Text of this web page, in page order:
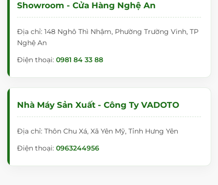
Showroom - Cửa Hàng Nghệ An
Địa chỉ: 148 Nghô Thì Nhậm, Phường Trường Vinh, TP
Nghệ An
Điện thoại: 0981 84 33 88
Nhà Máy Sản Xuất - Công Ty VADOTO
Địa chỉ: Thôn Chu Xá, Xã Yên Mỹ, Tỉnh Hưng Yên
Điện thoại: 0963244956